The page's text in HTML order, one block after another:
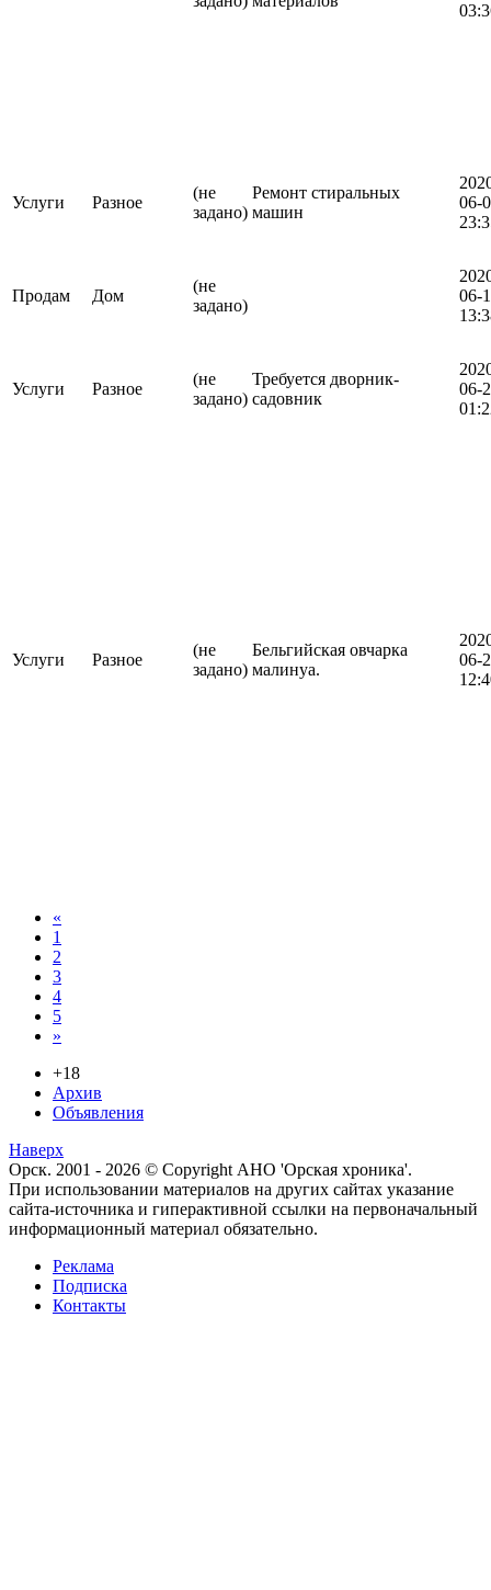
Услуги Разное
(не
задано)
Ремонт стиральных
машин
06-
Продам Дом
(не
задано)
06-
Услуги Разное
(не
задано)
Требуется дворник-
садовник
06-
Услуги Разное
(не
задано)
Бельгийская овчарка
малинуа.
06-
«
1
2
3
4
5
»
+18
Архив
Объявления
Наверх
Орск. 2001 - 2026 © Copyright АНО 'Орская хроника'.
При использовании материалов на других сайтах указание
сайта-источника и гиперактивной ссылки на первоначальный
информационный материал обязательно.
Реклама
Подписка
Контакты